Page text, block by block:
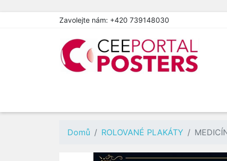
Zavolejte nám: +420 739148030
Domů ROLOVANÉ PLAKÁTY